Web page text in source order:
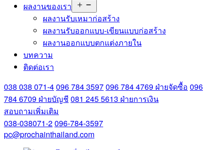
ผลงานของเรา
menu
ผลงานรับเหมาก่อสร้าง
ผลงานรับออกแบบ-เขียนแบบก่อสร้าง
ผลงานออกแบบตกแต่งภายใน
บทความ
ติดต่อเรา
038 038 071-4096 784 3597096 784 4769 ฝ่ายจัดซื้อ 096
784 6709 ฝ่ายบัญชี 081 245 5613 ฝ่ายการเงิน
สอบถามเพิ่มเติม
038-038071-2096-784-3597
pc@prochainthailand.com